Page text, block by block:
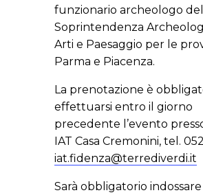
funzionario archeologo
Soprintendenza
Arti e Paesaggio per le
Parma e Piacenza.
La prenotazione è
effettuarsi entro il giorno
precedente l’evento
IAT Casa Cremonini, tel.
iat.fidenza@terrediverdi.it
Sarà obbligatorio indossare